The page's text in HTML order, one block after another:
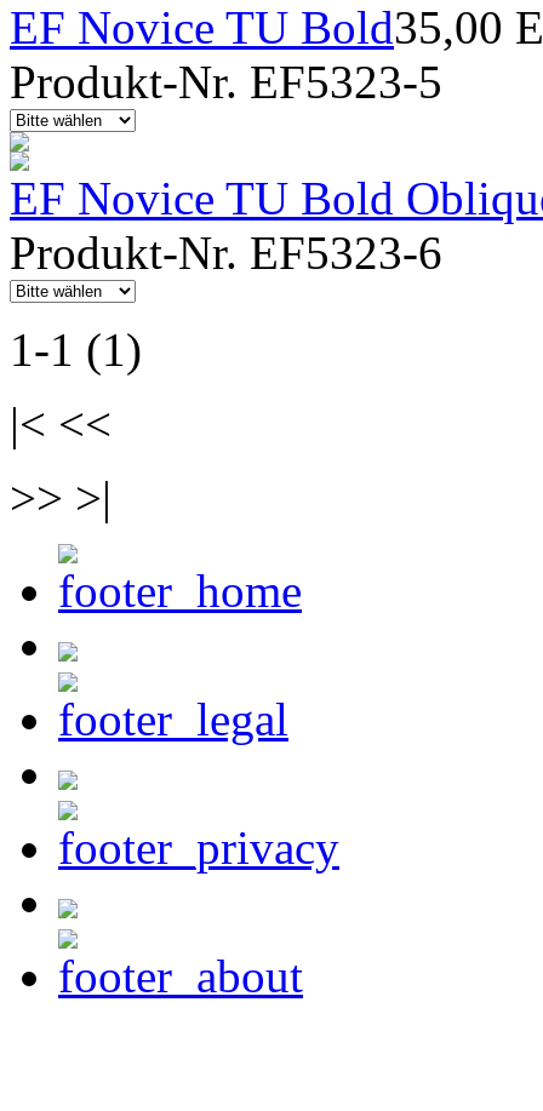
EF Novice TU Bold35,00
Produkt-Nr. EF5323-5
EF Novice TU Bold
Produkt-Nr. EF5323-6
1-1 (1)
|< <<
>> >|